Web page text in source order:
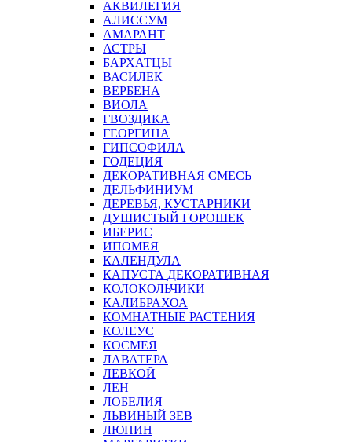
АКВИЛЕГИЯ
АЛИССУМ
АМАРАНТ
АСТРЫ
БАРХАТЦЫ
ВАСИЛЕК
ВЕРБЕНА
ВИОЛА
ГВОЗДИКА
ГЕОРГИНА
ГИПСОФИЛА
ГОДЕЦИЯ
ДЕКОРАТИВНАЯ СМЕСЬ
ДЕЛЬФИНИУМ
ДЕРЕВЬЯ, КУСТАРНИКИ
ДУШИСТЫЙ ГОРОШЕК
ИБЕРИС
ИПОМЕЯ
КАЛЕНДУЛА
КАПУСТА ДЕКОРАТИВНАЯ
КОЛОКОЛЬЧИКИ
КАЛИБРАХОА
КОМНАТНЫЕ РАСТЕНИЯ
КОЛЕУС
КОСМЕЯ
ЛАВАТЕРА
ЛЕВКОЙ
ЛЕН
ЛОБЕЛИЯ
ЛЬВИНЫЙ ЗЕВ
ЛЮПИН